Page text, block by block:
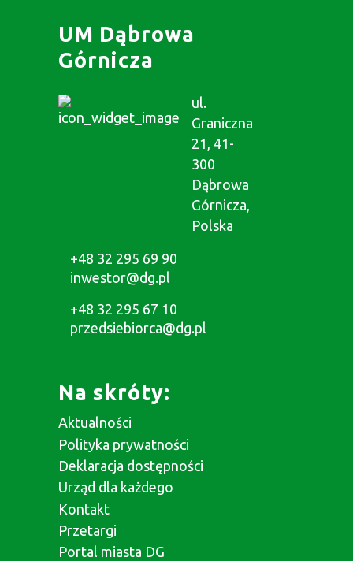
UM Dąbrowa
Górnicza
ul.
Graniczna
21, 41-
300
Dąbrowa
Górnicza,
Polska
+48 32 295 69 90
inwestor@dg.pl
+48 32 295 67 10
przedsiebiorca@dg.pl
Na skróty:
Aktualności
Polityka prywatności
Deklaracja dostępności
Urząd dla każdego
Kontakt
Przetargi
Portal miasta DG